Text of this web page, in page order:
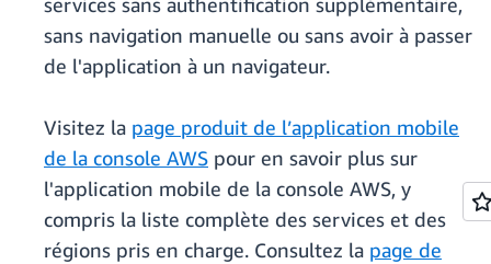
sans navigation manuelle ou sans avoir à passer
de l'application à un navigateur.
Visitez la page produit de l’application mobile
de la console AWS pour en savoir plus sur
l'application mobile de la console AWS, y
compris la liste complète des services et des
régions pris en charge. Consultez la page de